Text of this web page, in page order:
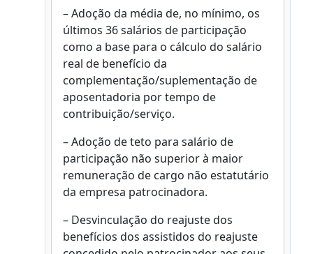
– Adoção da média de, no mínimo, os
últimos 36 salários de participação
como a base para o cálculo do salário
real de benefício da
complementação/suplementação de
aposentadoria por tempo de
contribuição/serviço.
– Adoção de teto para salário de
participação não superior à maior
remuneração de cargo não estatutário
da empresa patrocinadora.
– Desvinculação do reajuste dos
benefícios dos assistidos do reajuste